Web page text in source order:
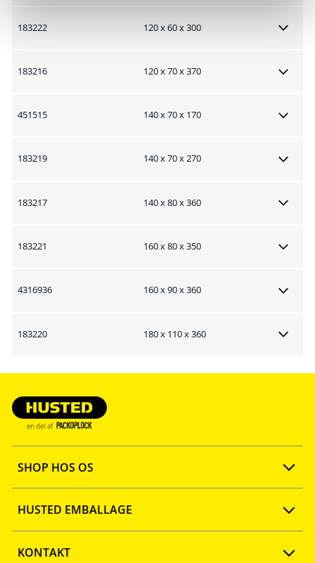
183222 120 x 60 x 300
183216 120 x 70 x 370
451515 140 x 70 x 170
183219 140 x 70 x 270
183217 140 x 80 x 360
183221 160 x 80 x 350
4316936 160 x 90 x 360
183220 180 x 110 x 360
SHOP HOS OS
Opret konto
FAQ
HUSTED EMBALLAGE
Ny webshop
KONTAKT